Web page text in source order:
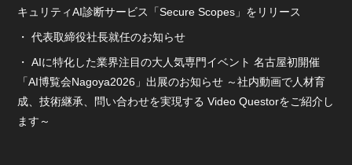
キュリティAI診断サービス「Secure Scopes」をリリース
代表取締役社長就任のお知らせ
AIに特化した業界注目の大人気専門イベント 名古屋初開催
「AI博覧会Nagoya2026」出展のお知らせ ～社内動画で人材育
成、技術継承、問い合わせを実現する Video Questorをご紹介し
ます～